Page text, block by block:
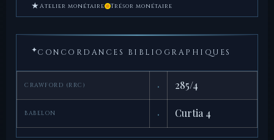
★ Atelier monétaire Trésor monétaire
✦CONCORDANCES BIBLIOGRAPHIQUES
CRAWFORD (RRC) · 285/4
BABELON · Curtia 4